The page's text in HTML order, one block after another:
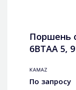
Поршень
6BTAA 5,
KAMAZ
По запросу